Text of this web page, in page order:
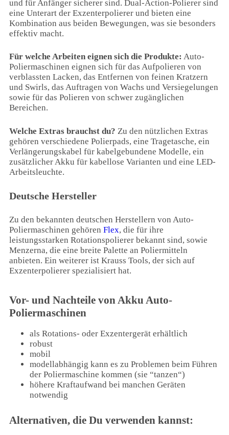
und für Anfänger sicherer sind. Dual-Action-Polierer sind
eine Unterart der Exzenterpolierer und bieten eine
Kombination aus beiden Bewegungen, was sie besonders
effektiv macht.
Für welche Arbeiten eignen sich die Produkte: Auto-
Poliermaschinen eignen sich für das Aufpolieren von
verblassten Lacken, das Entfernen von feinen Kratzern
und Swirls, das Auftragen von Wachs und Versiegelungen
sowie für das Polieren von schwer zugänglichen
Bereichen.
Welche Extras brauchst du? Zu den nützlichen Extras
gehören verschiedene Polierpads, eine Tragetasche, ein
Verlängerungskabel für kabelgebundene Modelle, ein
zusätzlicher Akku für kabellose Varianten und eine LED-
Arbeitsleuchte.
Deutsche Hersteller
Zu den bekannten deutschen Herstellern von Auto-
Poliermaschinen gehören Flex, die für ihre
leistungsstarken Rotationspolierer bekannt sind, sowie
Menzerna, die eine breite Palette an Poliermitteln
anbieten. Ein weiterer ist Krauss Tools, der sich auf
Exzenterpolierer spezialisiert hat.
Vor- und Nachteile von Akku Auto-
Poliermaschinen
als Rotations- oder Exzentergerät erhältlich
robust
mobil
modellabhängig kann es zu Problemen beim Führen
der Poliermaschine kommen (sie “tanzen“)
höhere Kraftaufwand bei manchen Geräten
notwendig
Alternativen, die Du verwenden kannst: